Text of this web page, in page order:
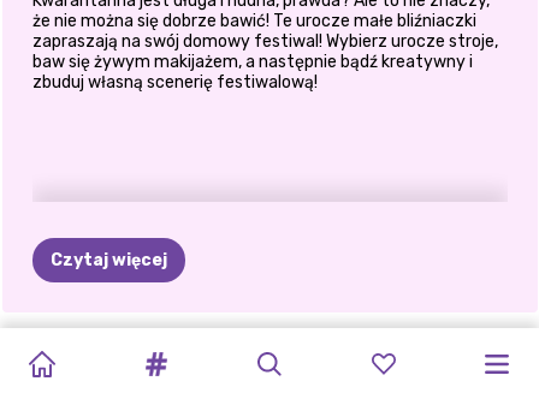
że nie można się dobrze bawić! Te urocze małe bliźniaczki
zapraszają na swój domowy festiwal! Wybierz urocze stroje,
baw się żywym makijażem, a następnie bądź kreatywny i
zbuduj własną scenerię festiwalową!
Czytaj więcej
LETNIE
TWINCHELLI
TWINCHELLI
FESTIWALOWA
FURGONETKA
ROCKOWY
MODA
CYRKOWA
UCIECZKA
KOSTIUMY
KSIĘŻNICZKI
ŚLUB
ELIZY
KSIĘŻNICZKI
SEKRETNE